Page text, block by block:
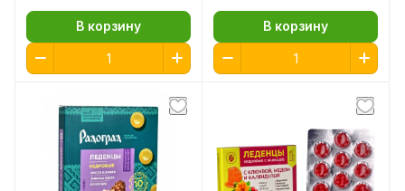
В корзину В корзину